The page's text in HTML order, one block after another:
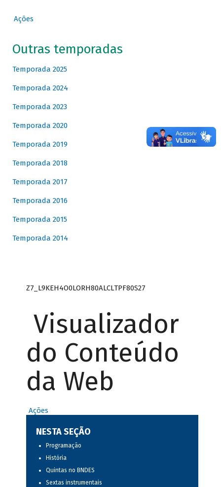
Ações
Outras temporadas
Temporada 2025
Temporada 2024
Temporada 2023
Temporada 2020
Temporada 2019
Temporada 2018
Temporada 2017
Temporada 2016
Temporada 2015
Temporada 2014
Z7_L9KEH4O0LORH80ALCLTPF80S27
Visualizador
do Conteúdo
da Web
Ações
NESTA SEÇÃO
Programação
História
Quintas no BNDES
Sextas instrumentais